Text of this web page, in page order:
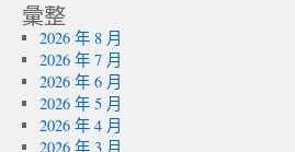
彙整
2026 年 8 月
2026 年 7 月
2026 年 6 月
2026 年 5 月
2026 年 4 月
2026 年 3 月